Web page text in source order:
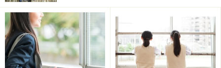
1つ目は、あとでノートを見直したときのためにも、日
付、見出し、教科書や問題集のページ数、問題演習用の
ノートなら問題番号を書いておくことが重要。